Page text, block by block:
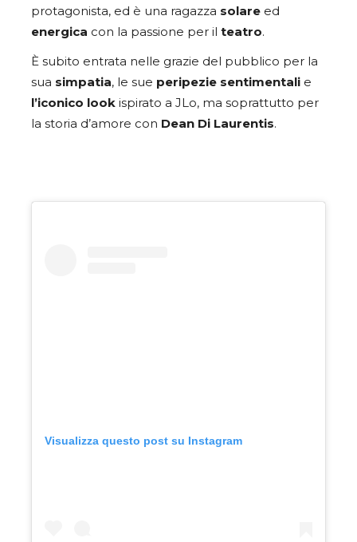
protagonista, ed è una ragazza solare ed
energica con la passione per il teatro.
È subito entrata nelle grazie del pubblico per la
sua simpatia, le sue peripezie sentimentali e
l’iconico look ispirato a JLo, ma soprattutto per
la storia d’amore con Dean Di Laurentis.
Visualizza questo post su Instagram